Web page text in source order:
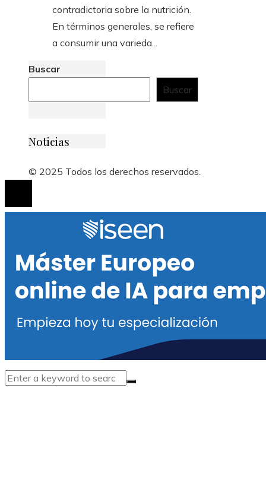
contradictoria sobre la nutrición.
En términos generales, se refiere
a consumir una varieda...
Buscar
Buscar
Noticias
© 2025 Todos los derechos reservados.